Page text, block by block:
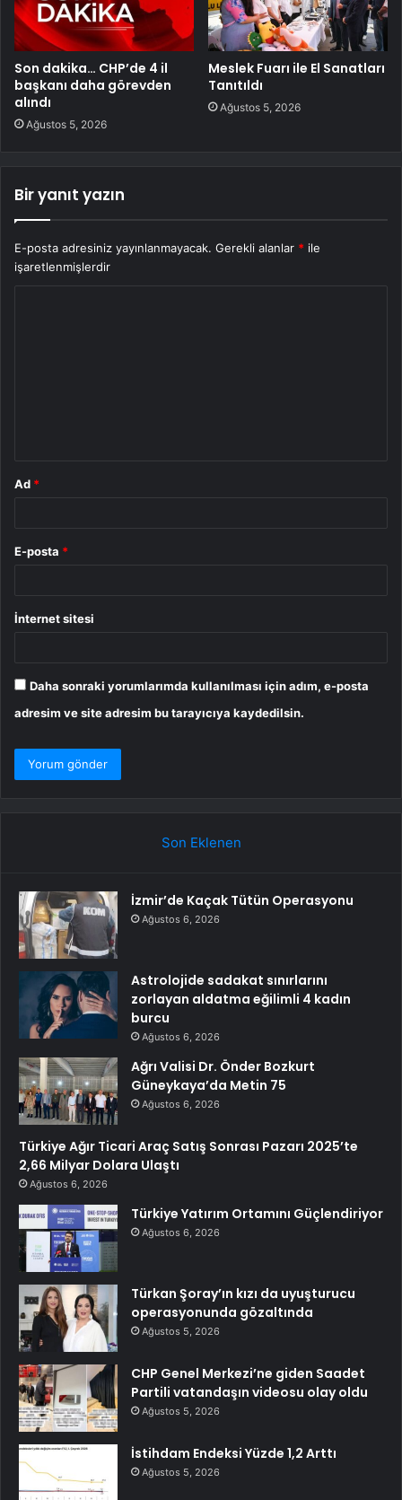
Son dakika… CHP’de 4 il
başkanı daha görevden
alındı
Ağustos 5, 2026
Meslek Fuarı ile El Sanatları
Tanıtıldı
Ağustos 5, 2026
Bir yanıt yazın
E-posta adresiniz yayınlanmayacak. Gerekli alanlar * ile
işaretlenmişlerdir
Ad *
E-posta *
İnternet sitesi
Daha sonraki yorumlarımda kullanılması için adım, e-posta
adresim ve site adresim bu tarayıcıya kaydedilsin.
Son Eklenen
İzmir’de Kaçak Tütün Operasyonu
Ağustos 6, 2026
Astrolojide sadakat sınırlarını
zorlayan aldatma eğilimli 4 kadın
burcu
Ağustos 6, 2026
Ağrı Valisi Dr. Önder Bozkurt
Güneykaya’da Metin 75
Ağustos 6, 2026
Türkiye Ağır Ticari Araç Satış Sonrası Pazarı 2025’te
2,66 Milyar Dolara Ulaştı
Ağustos 6, 2026
Türkiye Yatırım Ortamını Güçlendiriyor
Ağustos 6, 2026
Türkan Şoray’ın kızı da uyuşturucu
operasyonunda gözaltında
Ağustos 5, 2026
CHP Genel Merkezi’ne giden Saadet
Partili vatandaşın videosu olay oldu
Ağustos 5, 2026
İstihdam Endeksi Yüzde 1,2 Arttı
Ağustos 5, 2026